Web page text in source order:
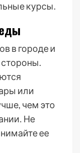
курсы․
в городе и
или
чем это
Не
ее